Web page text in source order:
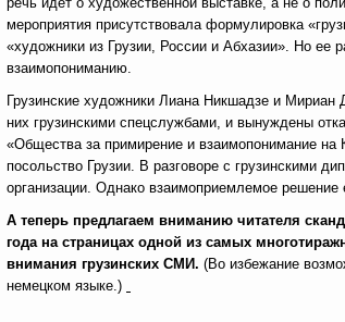
мероприятия присутствовала формулировка
«художники из Грузии, России и Абхазии». Но ее
взаимопониманию.
Грузинские художники Лиана Никшадзе и Мириан
них грузинскими спецслужбами, и вынуждены
«Общества за примирение и взаимопонимание
посольство Грузии. В разговоре с грузинскими
организации. Однако взаимоприемлемое решение
А теперь предлагаем вниманию читателя
года на страницах одной из самых
внимания грузинских СМИ. (Во избежание
немецком языке.)